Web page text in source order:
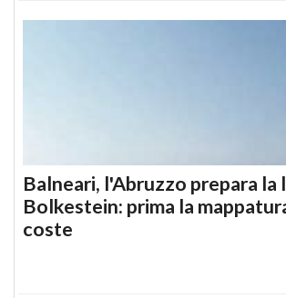
Balneari, l'Abruzzo prepara la
Bolkestein: prima la
coste